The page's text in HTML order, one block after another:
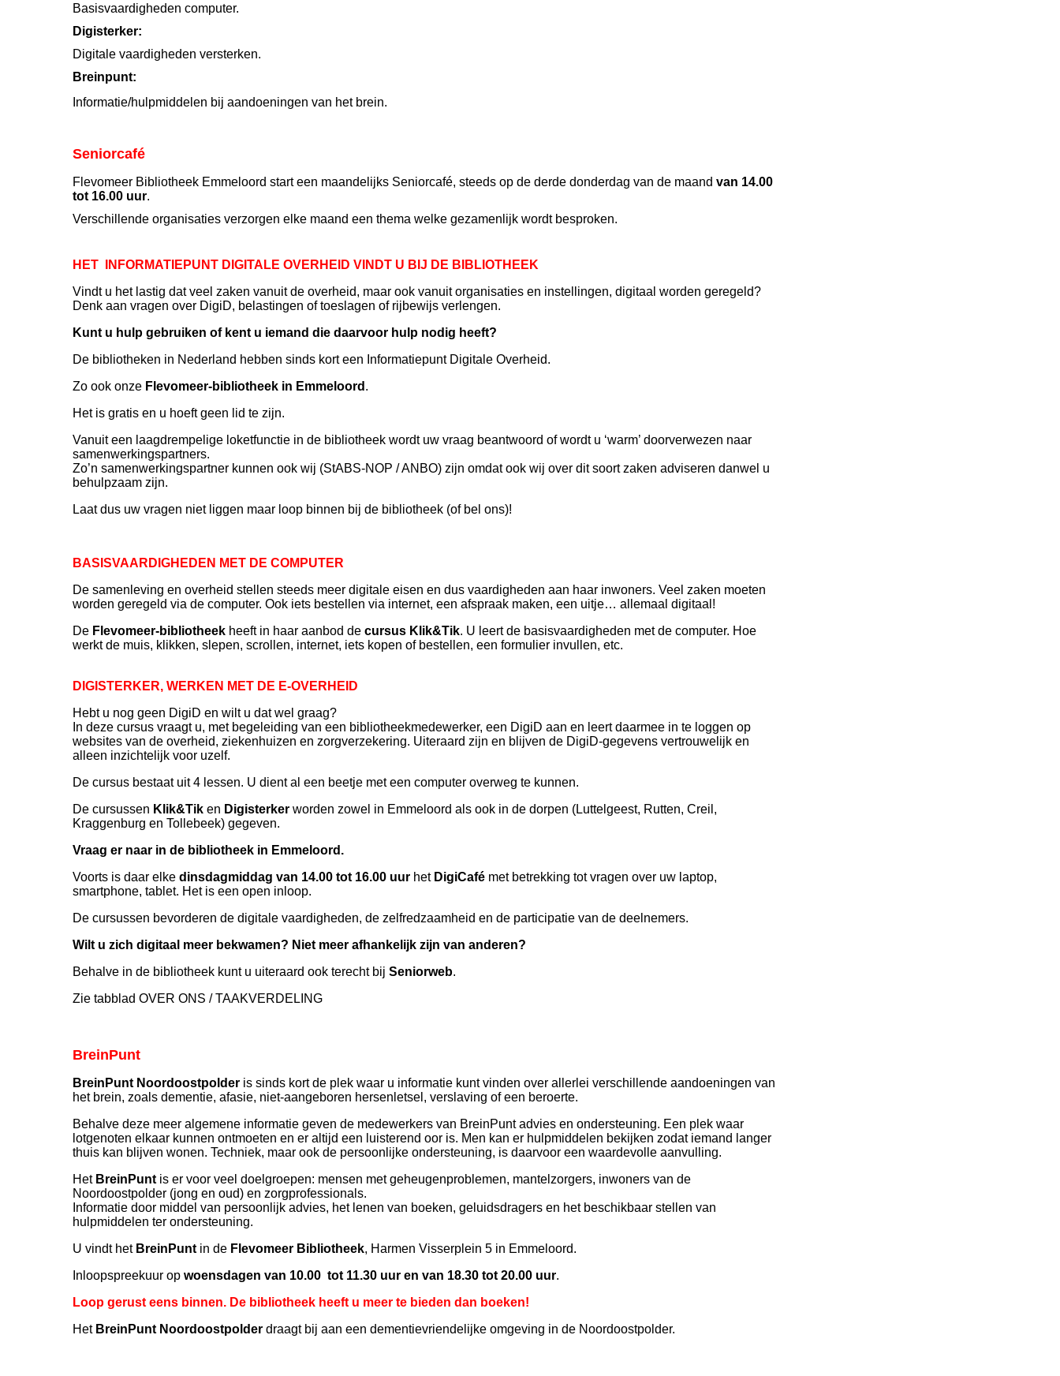
Basisvaardigheden computer.
Digisterker:
Digitale vaardigheden versterken.
Breinpunt:
Informatie/hulpmiddelen bij aandoeningen van het brein.
Seniorcafé
Flevomeer Bibliotheek Emmeloord start een maandelijks Seniorcafé, steeds op de derde donderdag van de maand van 14.00
tot 16.00 uur.
Verschillende organisaties verzorgen elke maand een thema welke gezamenlijk wordt besproken.
HET INFORMATIEPUNT DIGITALE OVERHEID VINDT U BIJ DE BIBLIOTHEEK
Vindt u het lastig dat veel zaken vanuit de overheid, maar ook vanuit organisaties en instellingen, digitaal worden geregeld?
Denk aan vragen over DigiD, belastingen of toeslagen of rijbewijs verlengen.
Kunt u hulp gebruiken of kent u iemand die daarvoor hulp nodig heeft?
De bibliotheken in Nederland hebben sinds kort een Informatiepunt Digitale Overheid.
Zo ook onze Flevomeer-bibliotheek in Emmeloord .
Het is gratis en u hoeft geen lid te zijn.
Vanuit een laagdrempelige loketfunctie in de bibliotheek wordt uw vraag beantwoord of wordt u ‘warm’ doorverwezen naar
samenwerkingspartners.
Zo’n samenwerkingspartner kunnen ook wij (StABS-NOP / ANBO) zijn omdat ook wij over dit soort zaken adviseren danwel u
behulpzaam zijn.
Laat dus uw vragen niet liggen maar loop binnen bij de bibliotheek (of bel ons)!
BASISVAARDIGHEDEN MET DE COMPUTER
De samenleving en overheid stellen steeds meer digitale eisen en dus vaardigheden aan haar inwoners. Veel zaken moeten
worden geregeld via de computer. Ook iets bestellen via internet, een afspraak maken, een uitje… allemaal digitaal!
De Flevomeer-bibliotheek heeft in haar aanbod de cursus Klik&Tik. U leert de basisvaardigheden met de computer. Hoe
werkt de muis, klikken, slepen, scrollen, internet, iets kopen of bestellen, een formulier invullen, etc.
DIGISTERKER, WERKEN MET DE E-OVERHEID
Hebt u nog geen DigiD en wilt u dat wel graag?
In deze cursus vraagt u, met begeleiding van een bibliotheekmedewerker, een DigiD aan en leert daarmee in te loggen op
websites van de overheid, ziekenhuizen en zorgverzekering. Uiteraard zijn en blijven de DigiD-gegevens vertrouwelijk en
alleen inzichtelijk voor uzelf.
De cursus bestaat uit 4 lessen. U dient al een beetje met een computer overweg te kunnen.
De cursussen Klik&Tik en Digisterker worden zowel in Emmeloord als ook in de dorpen (Luttelgeest, Rutten, Creil,
Kraggenburg en Tollebeek) gegeven.
Vraag er naar in de bibliotheek in Emmeloord.
Voorts is daar elke dinsdagmiddag van 14.00 tot 16.00 uur het DigiCafé met betrekking tot vragen over uw laptop,
smartphone, tablet. Het is een open inloop.
De cursussen bevorderen de digitale vaardigheden, de zelfredzaamheid en de participatie van de deelnemers.
Wilt u zich digitaal meer bekwamen? Niet meer afhankelijk zijn van anderen?
Behalve in de bibliotheek kunt u uiteraard ook terecht bij Seniorweb.
Zie tabblad OVER ONS / TAAKVERDELING
BreinPunt
BreinPunt Noordoostpolder is sinds kort de plek waar u informatie kunt vinden over allerlei verschillende aandoeningen van
het brein, zoals dementie, afasie, niet-aangeboren hersenletsel, verslaving of een beroerte.
Behalve deze meer algemene informatie geven de medewerkers van BreinPunt advies en ondersteuning. Een plek waar
lotgenoten elkaar kunnen ontmoeten en er altijd een luisterend oor is. Men kan er hulpmiddelen bekijken zodat iemand langer
thuis kan blijven wonen. Techniek, maar ook de persoonlijke ondersteuning, is daarvoor een waardevolle aanvulling.
Het BreinPunt is er voor veel doelgroepen: mensen met geheugenproblemen, mantelzorgers, inwoners van de
Noordoostpolder (jong en oud) en zorgprofessionals.
Informatie door middel van persoonlijk advies, het lenen van boeken, geluidsdragers en het beschikbaar stellen van
hulpmiddelen ter ondersteuning.
U vindt het BreinPunt in de Flevomeer Bibliotheek, Harmen Visserplein 5 in Emmeloord.
Inloopspreekuur op woensdagen van 10.00 tot 11.30 uur en van 18.30 tot 20.00 uur.
Loop gerust eens binnen. De bibliotheek heeft u meer te bieden dan boeken!
HetBreinPunt Noordoostpolder draagt bij aan een dementievriendelijke omgeving in de Noordoostpolder.